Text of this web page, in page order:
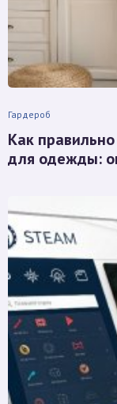
Гардероб
Как
для одежды: